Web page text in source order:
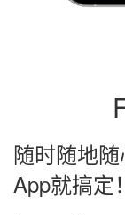
随时随地
App就搞定！